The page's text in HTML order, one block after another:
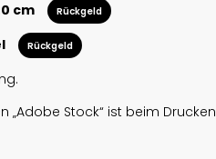
cm Rückgeld
Rückgeld
„Adobe Stock“ ist beim Drucken